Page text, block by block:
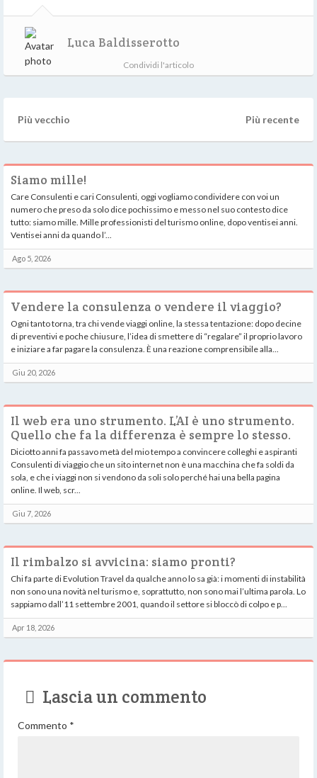
Luca Baldisserotto
Condividi l'articolo
Più vecchio Più recente
Siamo mille!
Care Consulenti e cari Consulenti, oggi vogliamo condividere con voi un
numero che preso da solo dice pochissimo e messo nel suo contesto dice
tutto: siamo mille. Mille professionisti del turismo online, dopo ventisei anni.
Ventisei anni da quando l’...
Ago 5, 2026
Vendere la consulenza o vendere il viaggio?
Ogni tanto torna, tra chi vende viaggi online, la stessa tentazione: dopo decine
di preventivi e poche chiusure, l’idea di smettere di “regalare” il proprio lavoro
e iniziare a far pagare la consulenza. È una reazione comprensibile alla...
Giu 20, 2026
Il web era uno strumento. L’AI è uno strumento.
Quello che fa la differenza è sempre lo stesso.
Diciotto anni fa passavo metà del mio tempo a convincere colleghi e aspiranti
Consulenti di viaggio che un sito internet non è una macchina che fa soldi da
sola, e che i viaggi non si vendono da soli solo perché hai una bella pagina
online. Il web, scr...
Giu 7, 2026
Il rimbalzo si avvicina: siamo pronti?
Chi fa parte di Evolution Travel da qualche anno lo sa già: i momenti di instabilità
non sono una novità nel turismo e, soprattutto, non sono mai l’ultima parola. Lo
sappiamo dall’11 settembre 2001, quando il settore si bloccò di colpo e p...
Apr 18, 2026
Lascia un commento
Commento *